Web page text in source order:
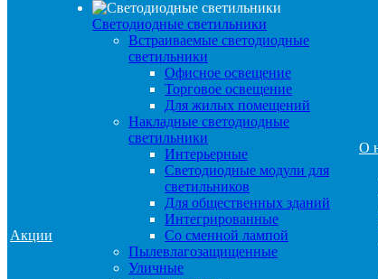
Акции
Светодиодные светильники
Встраиваемые светодиодные
светильники
Офисное освещение
Торговое освещение
Для жилых помещений
Накладные светодиодные
светильники
Интерьерные
Светодиодные модули для
светильников
Для общественных зданий
Интегрированные
Со сменной лампой
Пылевлагозащищенные
Уличные
О